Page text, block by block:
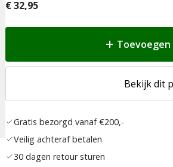
€32,95
Toevoegen
Bekijk dit
Gratis bezorgd vanaf €200,-
Veilig achteraf betalen
30 dagen retour sturen